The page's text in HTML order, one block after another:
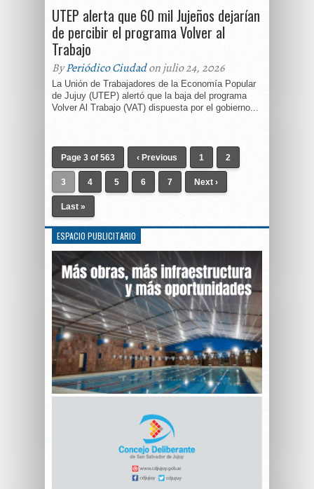
UTEP alerta que 60 mil Jujeños dejarían
de percibir el programa Volver al
Trabajo
ByPeriódico Ciudadon julio 24, 2026
La Unión de Trabajadores de la Economía Popular
de Jujuy (UTEP) alertó que la baja del programa
Volver Al Trabajo (VAT) dispuesta por el gobierno...
Page 3 of 563 ‹ Previous 1 2
3 4 5 6 7 Next ›
Last »
ESPACIO PUBLICITARIO